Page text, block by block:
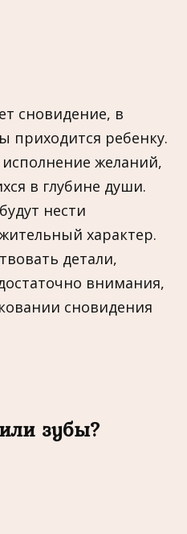
сновидение, в
приходится ребенку.
желаний,
в глубине души.
нести
характер.
детали,
внимания,
сновидения
зубы?